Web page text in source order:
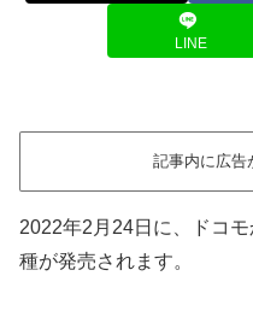
LINE
記事内に広告
2022年2月24日に、ドコ
種が発売されます。